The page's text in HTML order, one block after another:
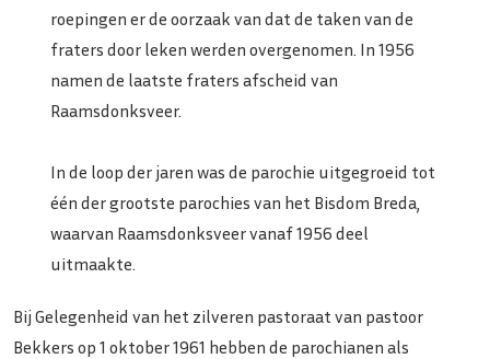
roepingen er de oorzaak van dat de taken van de
fraters door leken werden overgenomen. In 1956
namen de laatste fraters afscheid van
Raamsdonksveer.
In de loop der jaren was de parochie uitgegroeid tot
één der grootste parochies van het Bisdom Breda,
waarvan Raamsdonksveer vanaf 1956 deel
uitmaakte.
Bij Gelegenheid van het zilveren pastoraat van pastoor
Bekkers op 1 oktober 1961 hebben de parochianen als